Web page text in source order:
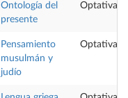
Ontología del
presente
Optativa
Pensamiento
musulmán y
judío
Optativa